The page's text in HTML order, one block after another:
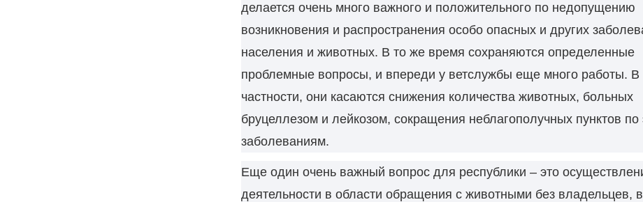
делается очень много важного и положительного по недопущению
возникновения и распространения особо опасных и других
населения и животных. В то же время сохраняются определенные
проблемные вопросы, и впереди у ветслужбы еще много работы. В
частности, они касаются снижения количества животных, больных
бруцеллезом и лейкозом, сокращения неблагополучных пунктов по
заболеваниям.
Еще один очень важный вопрос для республики – это
деятельности в области обращения с животными без владельцев,